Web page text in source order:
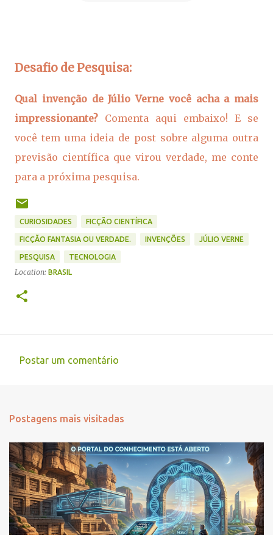
Desafio de Pesquisa:
Qual invenção de Júlio Verne você acha a mais
impressionante? Comenta aqui embaixo! E se
você tem uma ideia de post sobre alguma outra
previsão científica que virou verdade, me conte
para a próxima pesquisa.
CURIOSIDADES FICÇÃO CIENTÍFICA
FICÇÃO FANTASIA OU VERDADE. INVENÇÕES JÚLIO VERNE
PESQUISA TECNOLOGIA
Location: BRASIL
e
n
t
á
r
i
o
Postar um comentário
Postagens mais visitadas